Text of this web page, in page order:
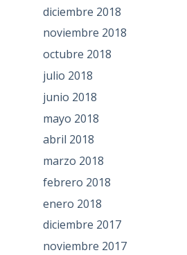
diciembre 2018
noviembre 2018
octubre 2018
julio 2018
junio 2018
mayo 2018
abril 2018
marzo 2018
febrero 2018
enero 2018
diciembre 2017
noviembre 2017